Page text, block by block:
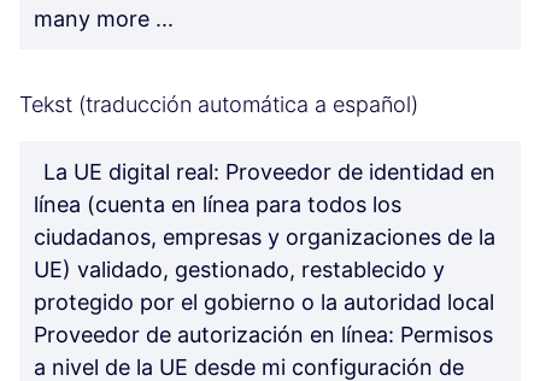
many more ...
Tekst (traducción automática a español)
La UE digital real: Proveedor de identidad en
línea (cuenta en línea para todos los
ciudadanos, empresas y organizaciones de la
UE) validado, gestionado, restablecido y
protegido por el gobierno o la autoridad local
Proveedor de autorización en línea: Permisos
a nivel de la UE desde mi configuración de